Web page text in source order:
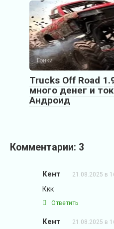
Гонки
Trucks Off Road
много денег и
Андроид
Комментарии: 3
Кент 21.08.2025 в
Ккк
Ответить
Кент 21.08.2025 в